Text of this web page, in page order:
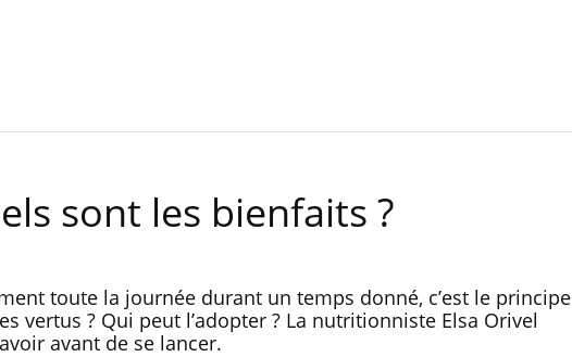
sont les bienfaits ?
toute la journée durant un temps donné, c’est le principe
vertus ? Qui peut l’adopter ? La nutritionniste Elsa Orivel
avant de se lancer.